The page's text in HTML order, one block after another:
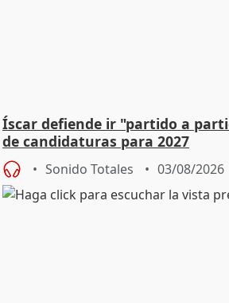
Íscar defiende ir "partido a
de candidaturas para 2027
Sonido Totales 03/08/2026